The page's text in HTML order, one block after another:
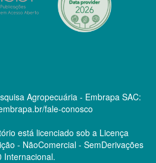
Agropecuária - Embrapa SAC:
fale-conosco
está licenciado sob a Licença
- NãoComercial - SemDerivações
Internacional.